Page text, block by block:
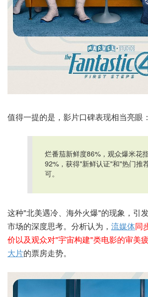
值得一提的是，影片口碑表现相当亮眼：
烂番茄新鲜度86%，观众爆米花
92%，获得"新鲜认证"和"热门推
可。
这种"北美遇冷、海外火爆"的现象，引
市场的深度思考。分析认为， 流媒体同
价以及观众对"宇宙构建"类电影的审美
大片的票房走势。